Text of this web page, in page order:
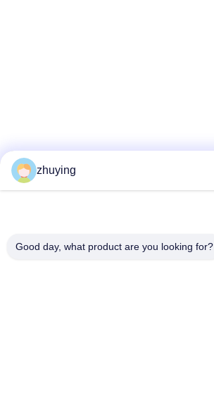
zhuying
Good day, what product are you looking for?